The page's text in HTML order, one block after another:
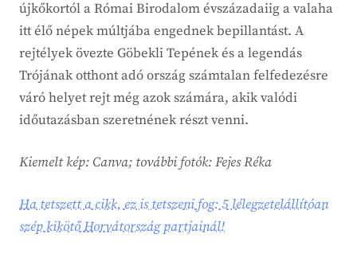
újkőkortól a Római Birodalom évszázadaiig a valaha
itt élő népek múltjába engednek bepillantást. A
rejtélyek övezte Göbekli Tepének és a legendás
Trójának otthont adó ország számtalan felfedezésre
váró helyet rejt még azok számára, akik valódi
időutazásban szeretnének részt venni.
Kiemelt kép: Canva; további fotók: Fejes Réka
Ha tetszett a cikk, ez is tetszeni fog: 5 lélegzetelállítóan
szép kikötő Horvátország partjainál!